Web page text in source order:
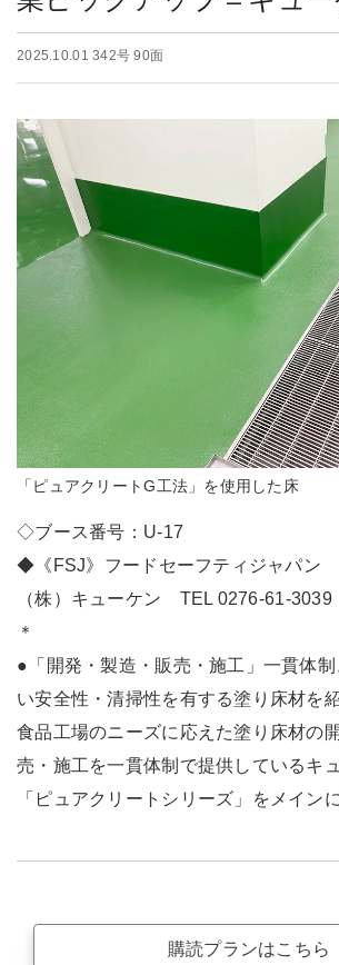
2025.10.01 342号 90面
「ピュアクリートG工法」を使用した床
◇ブース番号：U-17
◆《FSJ》フードセーフティジャパン
（株）キューケン TEL 0276-61-3039
＊
●「開発・製造・販売・施工」一貫体
い安全性・清掃性を有する塗り床材を
食品工場のニーズに応えた塗り床材の
売・施工を一貫体制で提供しているキ
「ピュアクリートシリーズ」をメイン
購読プランはこちら